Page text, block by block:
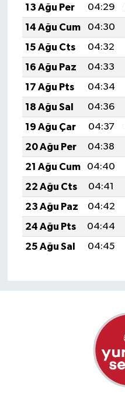
13 Ağu Per
04:29
14 Ağu Cum
04:30
15 Ağu Cts
04:32
16 Ağu Paz
04:33
17 Ağu Pts
04:34
18 Ağu Sal
04:36
19 Ağu Çar
04:37
20 Ağu Per
04:38
21 Ağu Cum
04:40
22 Ağu Cts
04:41
23 Ağu Paz
04:42
24 Ağu Pts
04:44
25 Ağu Sal
04:45